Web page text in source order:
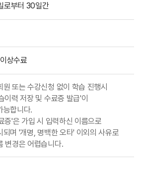
로부터 30일간
상수료
원 또는 수강신청 없이 학습 진행시
이력 저장 및 수료증 발급'이
능합니다.
증'은 가입 시 입력하신 이름으로
되며 '개명, 명백한 오타' 이외의 사유로
변경은 어렵습니다.